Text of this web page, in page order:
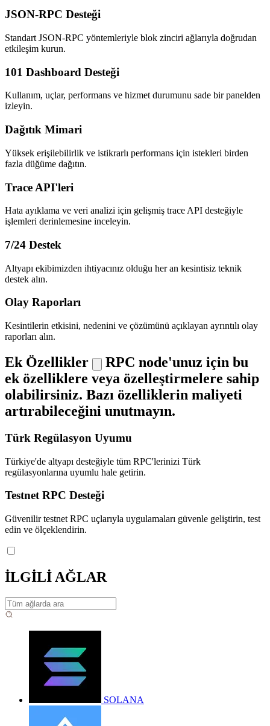
JSON-RPC Desteği
Standart JSON-RPC yöntemleriyle blok zinciri ağlarıyla doğrudan
etkileşim kurun.
101 Dashboard Desteği
Kullanım, uçlar, performans ve hizmet durumunu sade bir panelden
izleyin.
Dağıtık Mimari
Yüksek erişilebilirlik ve istikrarlı performans için istekleri birden
fazla düğüme dağıtın.
Trace API'leri
Hata ayıklama ve veri analizi için gelişmiş trace API desteğiyle
işlemleri derinlemesine inceleyin.
7/24 Destek
Altyapı ekibimizden ihtiyacınız olduğu her an kesintisiz teknik
destek alın.
Olay Raporları
Kesintilerin etkisini, nedenini ve çözümünü açıklayan ayrıntılı olay
raporları alın.
Ek Özellikler
RPC node'unuz için bu
ek özelliklere veya özelleştirmelere sahip
olabilirsiniz. Bazı özelliklerin maliyeti
artırabileceğini unutmayın.
Türk Regülasyon Uyumu
Türkiye'de altyapı desteğiyle tüm RPC'lerinizi Türk
regülasyonlarına uyumlu hale getirin.
Testnet RPC Desteği
Güvenilir testnet RPC uçlarıyla uygulamaları güvenle geliştirin, test
edin ve ölçeklendirin.
İLGİLİ AĞLAR
SOLANA